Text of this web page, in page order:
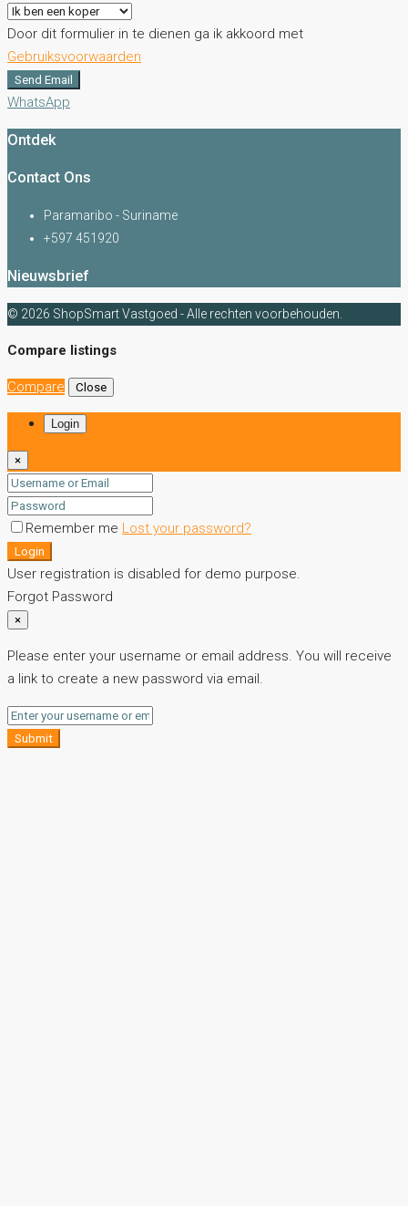
Door dit formulier in te dienen ga ik akkoord met
Gebruiksvoorwaarden
Send Email
WhatsApp
Ontdek
Contact Ons
Paramaribo - Suriname
+597 451920
Nieuwsbrief
© 2026 ShopSmart Vastgoed - Alle rechten voorbehouden.
Compare listings
Compare Close
Login
×
Remember me Lost your password?
Login
User registration is disabled for demo purpose.
Forgot Password
×
Please enter your username or email address. You will receive
a link to create a new password via email.
Submit